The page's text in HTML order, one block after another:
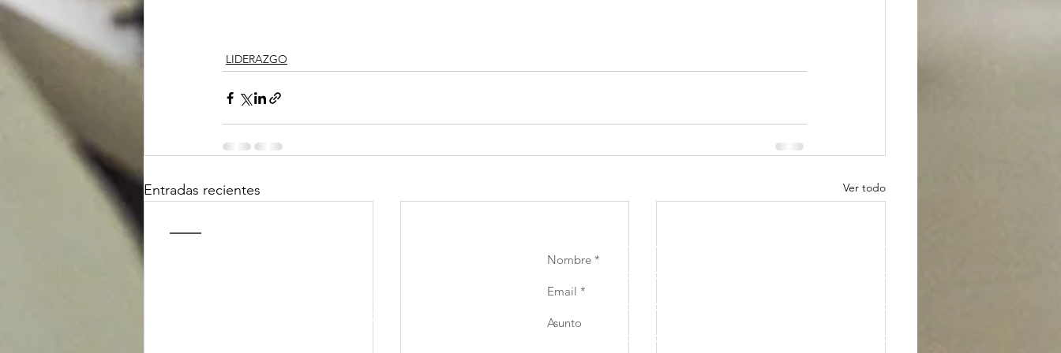
LIDERAZGO
Entradas recientes Ver todo
Master en Dirección de Comunicación y Marketing
Diploma de Especialización en Dirección de